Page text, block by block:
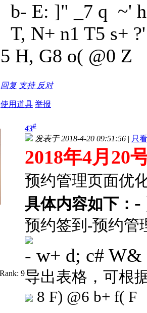
b- E: ]" _7 q ~'
T, N+ n1 T5 s+
5 H, G8 o( @0 Z
回复 支持 反对
使用道具 举报
43#
发表于 2018-4-20 09:51:56 | 只
2018年4月20
预约管理页面优
具体内容如下： -
预约签到-预约管
- w+ d; c# W&
导出表格，可根
8 F) @6 b+ f( F